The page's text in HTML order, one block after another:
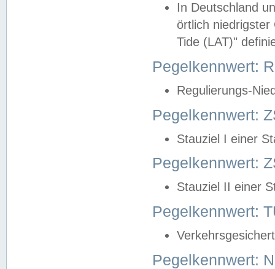
In Deutschland
örtlich
Tide (LAT)"
Pegelkennwert:
Regulierungs-
Pegelkennwert:
Stauziel I einer
Pegelkennwert:
Stauziel II einer
Pegelkennwert:
Pegelkennwert: